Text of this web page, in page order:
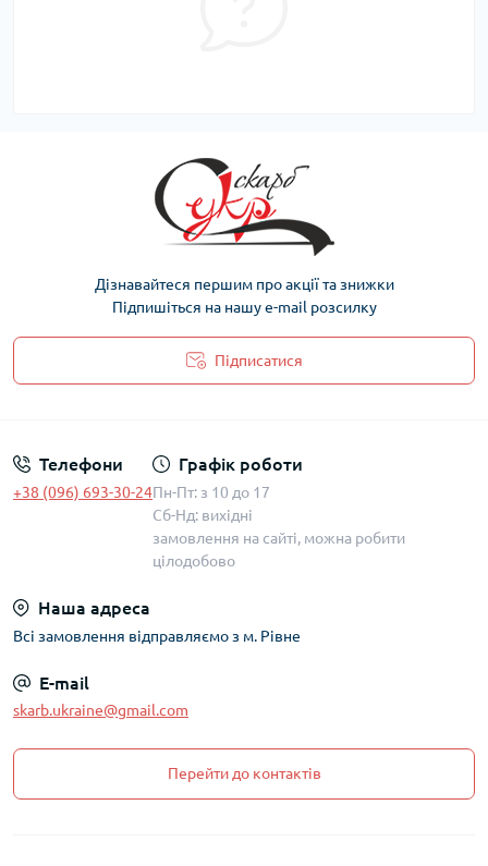
Дізнавайтеся першим про акції та знижки
Підпишіться на нашу e-mail розсилку
Підписатися
Телефони
+38 (096) 693-30-24
Графік роботи
Пн-Пт: з 10 до 17
Сб-Нд: вихідні
замовлення на сайті, можна робити
цілодобово
Наша адреса
Всі замовлення відправляємо з м. Рівне
E-mail
skarb.ukraine@gmail.com
Перейти до контактів